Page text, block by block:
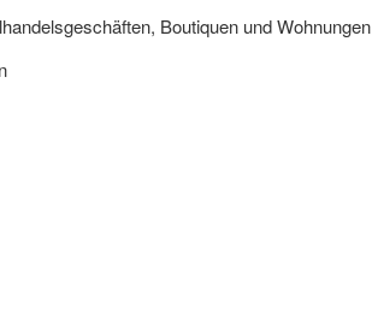
Boutiquen und Wohnungen